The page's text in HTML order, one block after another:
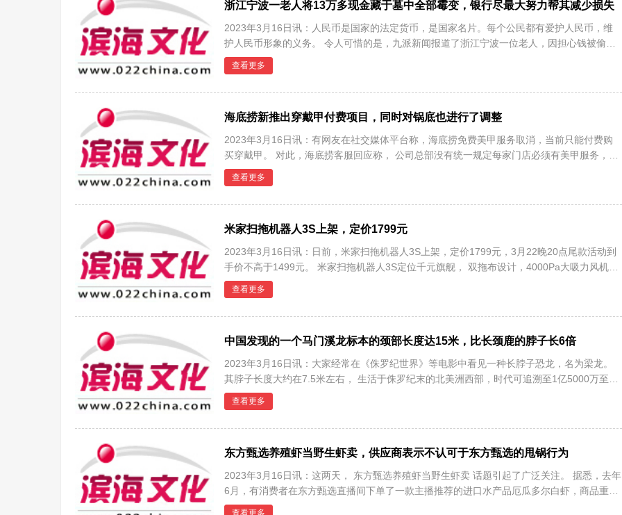
浙江宁波一老人将13万多现金藏于墓中全部霉变，银行尽最大努力帮其减少损失
2023年3月16日讯：人民币是国家的法定货币，是国家名片。每个公民都有爱护人民币，维
护人民币形象的义务。 令人可惜的是，九派新闻报道了浙江宁波一位老人，因担心钱被偷，
将1
查看更多
海底捞新推出穿戴甲付费项目，同时对锅底也进行了调整
2023年3月16日讯：有网友在社交媒体平台称，海底捞免费美甲服务取消，当前只能付费购
买穿戴甲。 对此，海底捞客服回应称， 公司总部没有统一规定每家门店必须有美甲服务，这
是由
查看更多
米家扫拖机器人3S上架，定价1799元
2023年3月16日讯：日前，米家扫拖机器人3S上架，定价1799元，3月22晚20点尾款活动到
手价不高于1499元。 米家扫拖机器人3S定位千元旗舰， 双拖布设计，4000Pa大吸力风机，
3D立体避障，LC
查看更多
中国发现的一个马门溪龙标本的颈部长度达15米，比长颈鹿的脖子长6倍
2023年3月16日讯：大家经常在《侏罗纪世界》等电影中看见一种长脖子恐龙，名为梁龙。
其脖子长度大约在7.5米左右， 生活于侏罗纪末的北美洲西部，时代可追溯至1亿5000万至1
亿4700万年
查看更多
东方甄选养殖虾当野生虾卖，供应商表示不认可于东方甄选的甩锅行为
2023年3月16日讯：这两天， 东方甄选养殖虾当野生虾卖 话题引起了广泛关注。 据悉，去年
6月，有消费者在东方甄选直播间下单了一款主播推荐的进口水产品厄瓜多尔白虾，商品重量
为
查看更多